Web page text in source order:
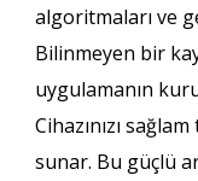
algoritmaları ve
Bilinmeyen bir
uygulamanın
Cihazınızı
sunar. Bu güçlü